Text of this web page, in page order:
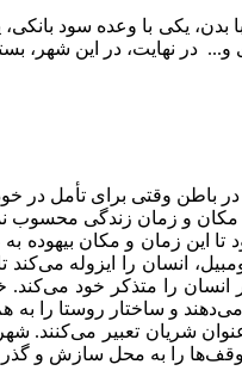
یکی با وعده سود بانکی،
نهایت، در این شهر،
در باطن وقتی برای تأمل در
مکان و زمان زندگی محسوب
زمان و مکان بیهوده
انسان را ایزوله
را متذکر خود
و ساختار روستا را
شریان تعبیر می‌کنند.
را به محل سازش و گذر